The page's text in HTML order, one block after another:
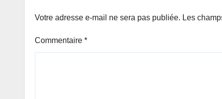
Votre adresse e-mail ne sera pas publiée. Les
Commentaire *